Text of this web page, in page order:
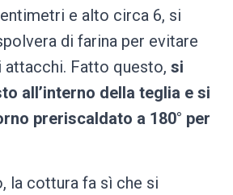
e alto circa 6, si
di farina per evitare
attacchi. Fatto questo, si
all’interno della teglia e si
preriscaldato a 180° per
la cottura fa sì che si